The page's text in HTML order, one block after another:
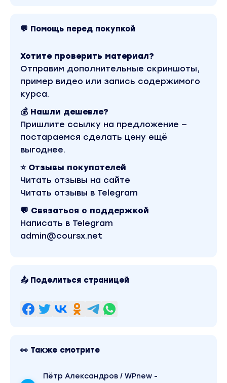
отношения или не дают тебе их создать.
- Найдешь свой индивидуальный рецепт, как
отношениях с партнером.
- Поймешь, как начать выстраивать
здоровые отношения с партнером.
- Обнаружишь баланс между зависимостью
и независимостью в отношениях.
Вы находитесь на странице товара «PSY2.0 /
Анна Иванова - Созависимость или
магазине Coursx.net данный материал доступен
за 195 рублей. Обучающий курс входит в рубрику
«Психология / Соблазнение и пикап». Другие
материалы автора «Анна Иванова» можно
найти через поиск по сайту.
💬 Помощь перед покупкой
Хотите проверить материал?
Отправим дополнительные скриншоты,
пример видео или запись содержимого
курса.
💰 Нашли дешевле?
Пришлите ссылку на предложение —
постараемся сделать цену ещё
выгоднее.
⭐ Отзывы покупателей
Читать отзывы на сайте
Читать отзывы в Telegram
💬 Связаться с поддержкой
Написать в Telegram
admin@coursx.net
📤 Поделиться страницей
👀 Также смотрите
Пётр Александров / WPnew -